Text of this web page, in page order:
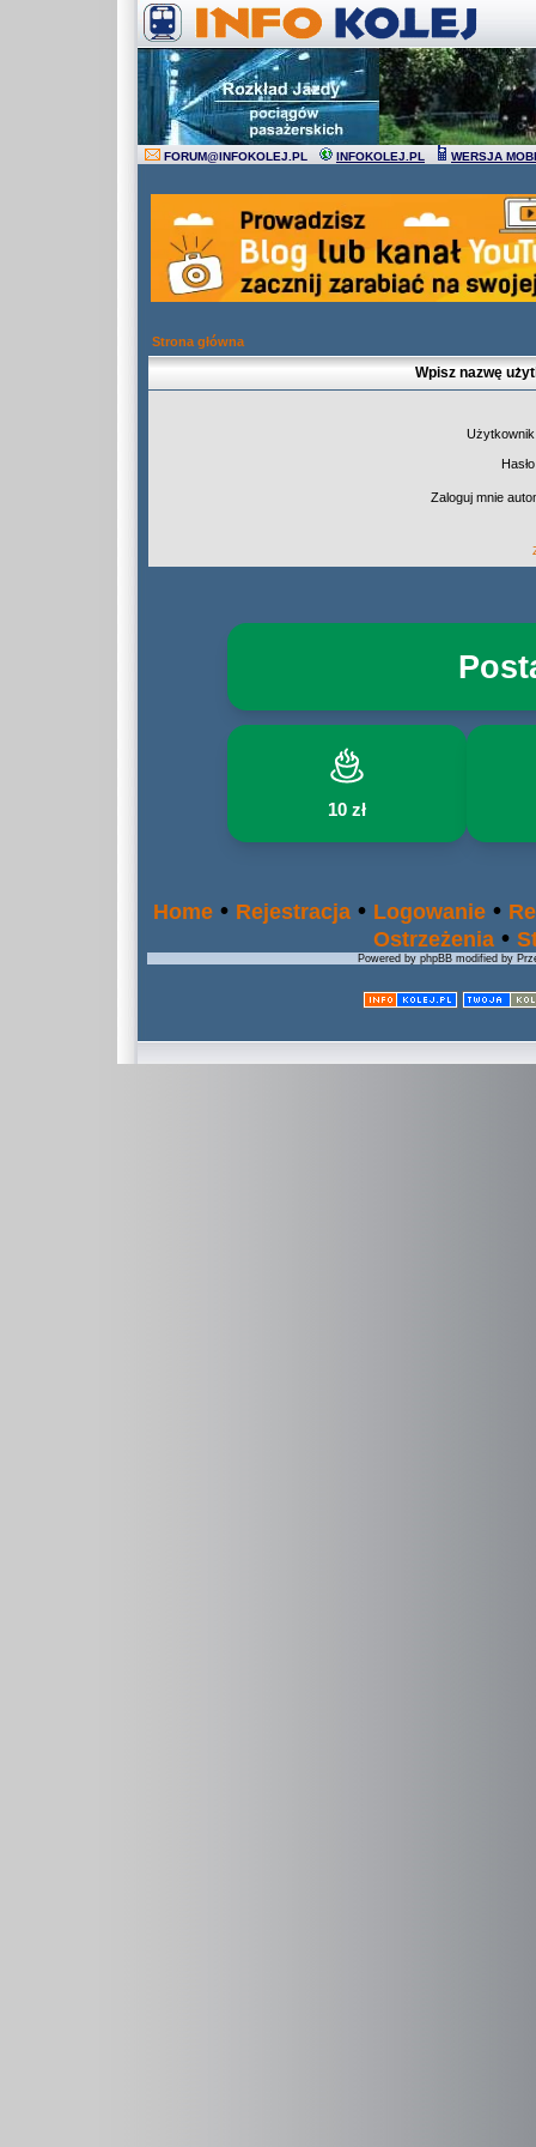
FORUM@INFOKOLEJ.PL INFOKOLEJ.PL WERSJA
Strona główna
Wpisz nazwę
Zaloguj mnie
10 zł
Home • Rejestracja • Logowanie •
Ostrzeżenia •
Powered by phpBB modified by